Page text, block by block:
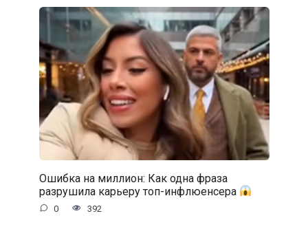
Ошибка на миллион: Как одна фраза
разрушила карьеру топ-инфлюенсера
0 392